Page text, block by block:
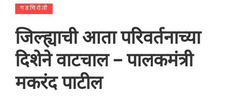
गडचिरोली
जिल्ह्याची आता परिवर्तनाच्या
दिशेने वाटचाल – पालकमंत्री
मकरंद पाटील